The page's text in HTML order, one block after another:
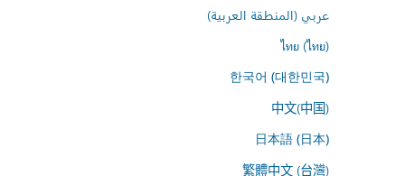
عربي (المنطقة العربية)
ไทย (ไทย)
한국어 (대한민국)
中文(中国)
日本語 (日本)
繁體中文 (台灣)